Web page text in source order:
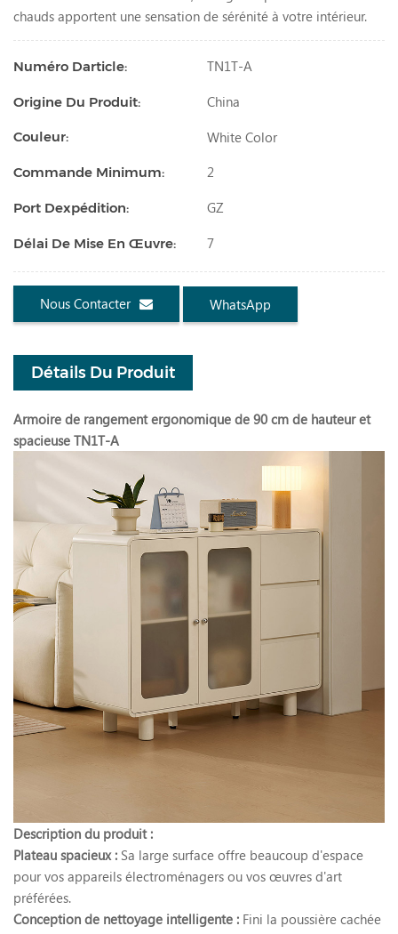
chauds apportent une sensation de sérénité à votre intérieur.
Numéro Darticle: TN1T-A
Origine Du Produit: China
Couleur: White Color
Commande Minimum: 2
Port Dexpédition: GZ
Délai De Mise En Œuvre: 7
Nous Contacter WhatsApp
Détails Du Produit
Armoire de rangement ergonomique de 90 cm de hauteur et
spacieuse TN1T-A
Description du produit :
Plateau spacieux : Sa large surface offre beaucoup d'espace
pour vos appareils électroménagers ou vos œuvres d'art
préférées.
Conception de nettoyage intelligente : Fini la poussière cachée